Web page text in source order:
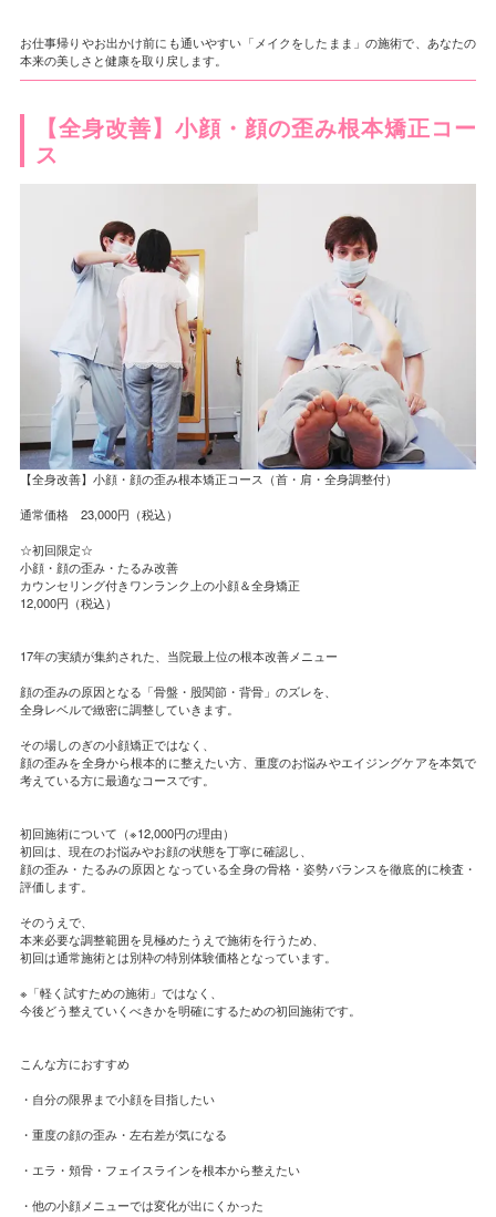
お仕事帰りやお出かけ前にも通いやすい「メイクをしたまま」の施術で、あなたの
本来の美しさと健康を取り戻します。
【全身改善】小顔・顔の歪み根本矯正コー
ス
【全身改善】小顔・顔の歪み根本矯正コース（首・肩・全身調整付）
通常価格 23,000円（税込）
☆初回限定☆
小顔・顔の歪み・たるみ改善
カウンセリング付きワンランク上の小顔＆全身矯正
12,000円（税込）
17年の実績が集約された、当院最上位の根本改善メニュー
顔の歪みの原因となる「骨盤・股関節・背骨」のズレを、
全身レベルで緻密に調整していきます。
その場しのぎの小顔矯正ではなく、
顔の歪みを全身から根本的に整えたい方、重度のお悩みやエイジングケアを本気で
考えている方に最適なコースです。
初回施術について（※12,000円の理由）
初回は、現在のお悩みやお顔の状態を丁寧に確認し、
顔の歪み・たるみの原因となっている全身の骨格・姿勢バランスを徹底的に検査・
評価します。
そのうえで、
本来必要な調整範囲を見極めたうえで施術を行うため、
初回は通常施術とは別枠の特別体験価格となっています。
※「軽く試すための施術」ではなく、
今後どう整えていくべきかを明確にするための初回施術です。
こんな方におすすめ
・自分の限界まで小顔を目指したい
・重度の顔の歪み・左右差が気になる
・エラ・頬骨・フェイスラインを根本から整えたい
・他の小顔メニューでは変化が出にくかった